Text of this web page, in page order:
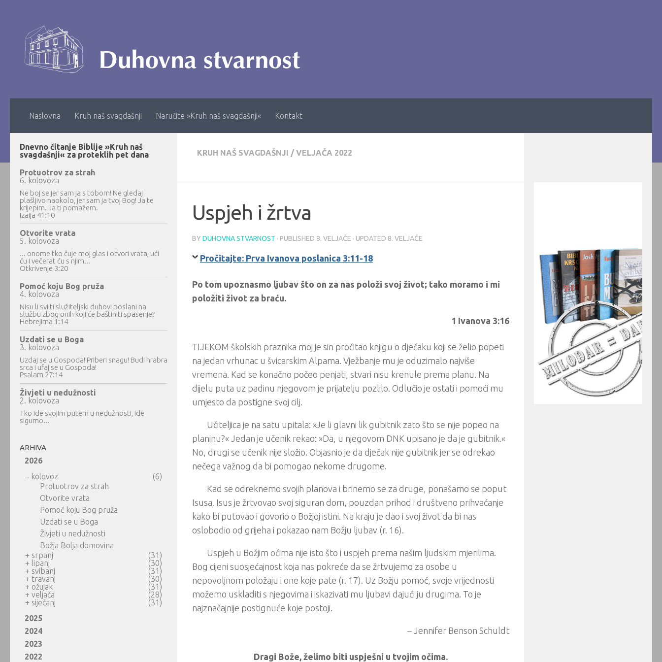
Naslovna Kruh naš svagdašnji Naručite »Kruh naš svagdašnji« Kontakt
KRUH NAŠ SVAGDAŠNJI / VELJAČA 2022
Uspjeh i žrtva
BY DUHOVNA STVARNOST · PUBLISHED 8. VELJAČE · UPDATED 8. VELJAČE
Pročitajte: Prva Ivanova poslanica 3:11-18
Po tom upoznasmo ljubav što on za nas položi svoj život; tako moramo i mi
položiti život za braću.
1 Ivanova 3:16
TIJEKOM školskih praznika moj je sin pročitao knjigu o dječaku koji se želio popeti
na jedan vrhunac u švicarskim Alpama. Vježbanje mu je oduzimalo najviše
vremena. Kad se konačno počeo penjati, stvari nisu krenule prema planu. Na
dijelu puta uz padinu njegovom je prijatelju pozlilo. Odlučio je ostati i pomoći mu
umjesto da postigne svoj cilj.
Učiteljica je na satu upitala: »Je li glavni lik gubitnik zato što se nije popeo na
planinu?« Jedan je učenik rekao: »Da, u njegovom DNK upisano je da je gubitnik.«
No, drugi se učenik nije složio. Objasnio je da dječak nije gubitnik jer se odrekao
nečega važnog da bi pomogao nekome drugome.
Kad se odreknemo svojih planova i brinemo se za druge, ponašamo se poput
Isusa. Isus je žrtvovao svoj siguran dom, pouzdan prihod i društveno prihvaćanje
kako bi putovao i govorio o Božjoj istini. Na kraju je dao i svoj život da bi nas
oslobodio od grijeha i pokazao nam Božju ljubav (r. 16).
Uspjeh u Božjim očima nije isto što i uspjeh prema našim ljudskim mjerilima.
Bog cijeni suosjećajnost koja nas pokreće da se žrtvujemo za osobe u
nepovoljnom položaju i one koje pate (r. 17). Uz Božju pomoć, svoje vrijednosti
možemo uskladiti s njegovima i iskazivati mu ljubavi dajući ju drugima. To je
najznačajnije postignuće koje postoji.
– Jennifer Benson Schuldt
Dragi Bože, želimo biti uspješni u tvojim očima.
Dnevno čitanje Biblije »Kruh naš
svagdašnji« za proteklih pet dana
Protuotrov za strah
6. kolovoza
Ne boj se jer sam ja s tobom! Ne gledaj
plašljivo naokolo, jer sam ja tvoj Bog! Ja te
krijepim. Ja ti pomažem.
Izaija 41:10
Otvorite vrata
5. kolovoza
... onome tko čuje moj glas i otvori vrata, ući
ću i večerat ću s njim...
Otkrivenje 3:20
Pomoć koju Bog pruža
4. kolovoza
Nisu li svi ti služiteljski duhovi poslani na
službu zbog onih koji će baštiniti spasenje?
Hebrejima 1:14
Uzdati se u Boga
3. kolovoza
Uzdaj se u Gospoda! Priberi snagu! Budi hrabra
srca i ufaj se u Gospoda!
Psalam 27:14
Živjeti u nedužnosti
2. kolovoza
Tko ide svojim putem u nedužnosti, ide
sigurno...
ARHIVA
2026
– kolovoz
(6)
Protuotrov za strah
Otvorite vrata
Pomoć koju Bog pruža
Uzdati se u Boga
Živjeti u nedužnosti
Božja Bolja domovina
+ srpanj
(31)
+ lipanj
(30)
+ svibanj
(31)
+ travanj
(30)
+ ožujak
(31)
+ veljača
(28)
+ siječanj
(31)
2025
2024
2023
2022